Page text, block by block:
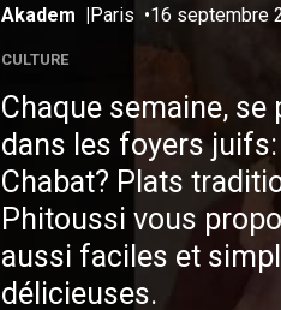
Akadem Paris 16 septembre
CULTURE
Chaque semaine,
dans les foyers
Chabat? Plats
Phitoussi vous
aussi faciles et
délicieuses.